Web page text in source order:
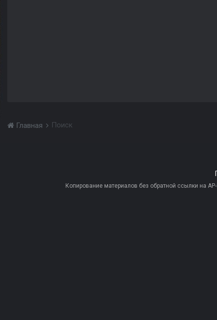
Главная Поиск
Копирование материалов без обратной ссылки на